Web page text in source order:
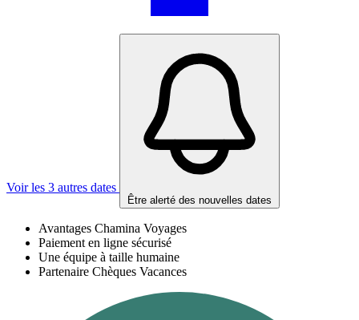
Voir les 3 autres dates
Être alerté des nouvelles dates
Avantages Chamina Voyages
Paiement en ligne sécurisé
Une équipe à taille humaine
Partenaire Chèques Vacances